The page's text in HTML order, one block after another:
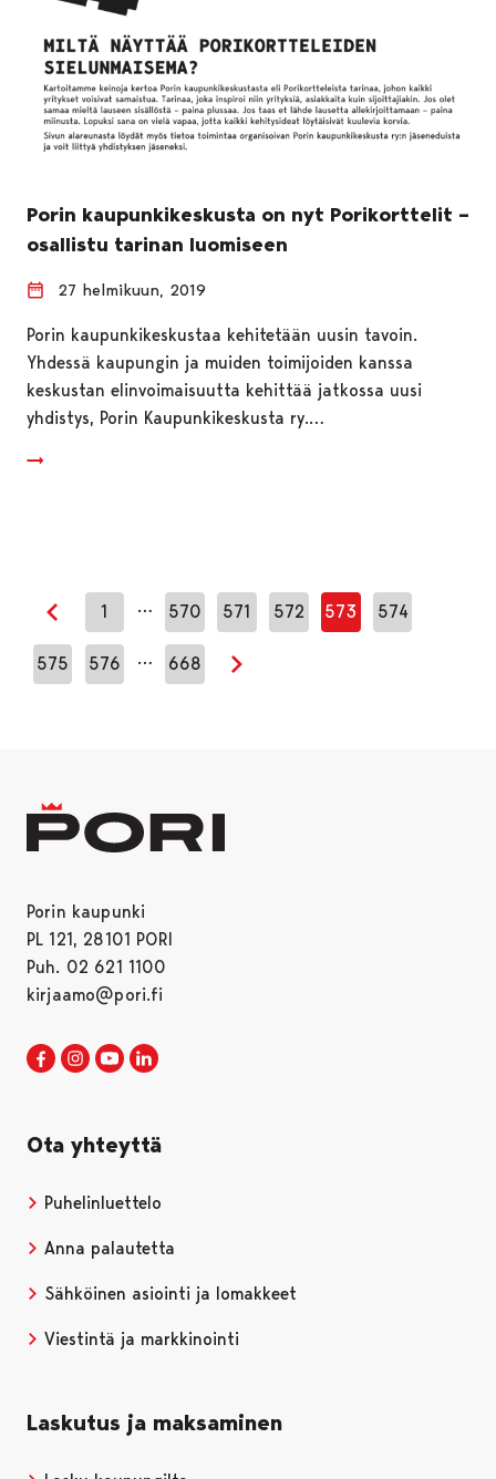
Porin kaupunkikeskusta on nyt Porikorttelit –
osallistu tarinan luomiseen
27 helmikuun, 2019
Porin kaupunkikeskustaa kehitetään uusin tavoin.
Yhdessä kaupungin ja muiden toimijoiden kanssa
keskustan elinvoimaisuutta kehittää jatkossa uusi
yhdistys, Porin Kaupunkikeskusta ry.…
Edellinen sivu
1 … 570 571 572 573 574
575 576 … 668
Seuraava sivu
Porin kaupunki
PL 121, 28101 PORI
Puh. 02 621 1100
kirjaamo@pori.fi
Porin kaupunki Facebookissa
Avautuu uudessa välilehdessä
Porin kaupunki Instagramissa
Avautuu uudessa välilehdessä
Porin kaupunki Youtubessa
Avautuu uudessa välilehdessä
Ota yhteyttä
Puhelinluettelo
Anna palautetta
Sähköinen asiointi ja lomakkeet
Viestintä ja markkinointi
Laskutus ja maksaminen